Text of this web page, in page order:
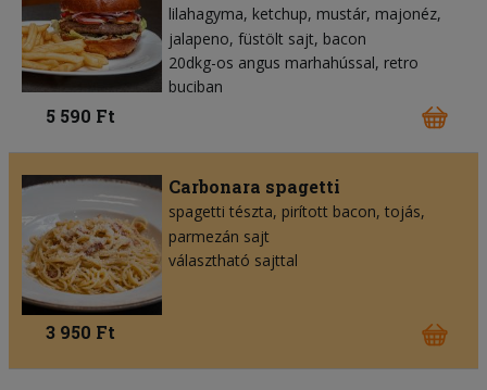
lilahagyma ketchup mustár majonéz
jalapeno füstölt sajt bacon
20dkg-os angus marhahússal, retro
buciban
5 590 Ft
Carbonara spagetti
spagetti tészta pirított bacon tojás
parmezán sajt
választható sajttal
3 950 Ft